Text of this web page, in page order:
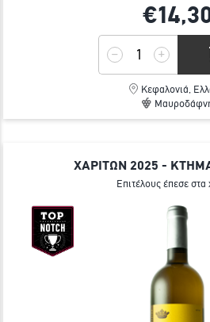
€14,
Κεφαλονιά,
ΧΑΡΙΤΩΝ 2025 -
Επιτέλους έπεσε στα